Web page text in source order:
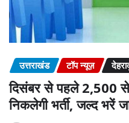
उत्तराखंड टॉप न्यूज़
दिसंबर से पहले 2,500 से
निकलेगी भर्ती, जल्द भरें